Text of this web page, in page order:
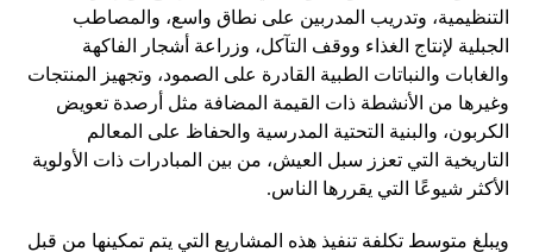
التنظيمية، وتدريب المدربين على نطاق واسع، والمصاطب
الجبلية لإنتاج الغذاء ووقف التآكل، وزراعة أشجار الفاكهة
والغابات والنباتات الطبية القادرة على الصمود، وتجهيز المنتجات
وغيرها من الأنشطة ذات القيمة المضافة مثل أرصدة تعويض
الكربون، والبنية التحتية المدرسية والحفاظ على المعالم
التاريخية التي تعزز سبل العيش، من بين المبادرات ذات الأولوية
الأكثر شيوعًا التي يقررها الناس.
ويبلغ متوسط ​​تكلفة تنفيذ هذه المشاريع التي يتم تمكينها من قبل